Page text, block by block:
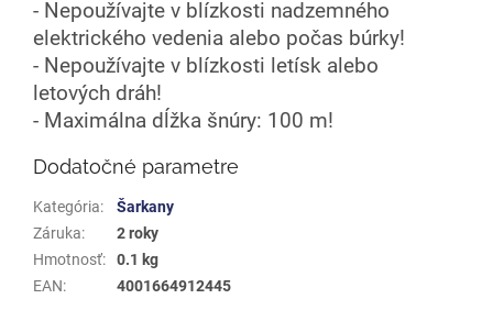
- Nepoužívajte v blízkosti nadzemného
elektrického vedenia alebo počas búrky!
- Nepoužívajte v blízkosti letísk alebo
letových dráh!
- Maximálna dĺžka šnúry: 100 m!
Dodatočné parametre
Kategória:
Šarkany
Záruka:
2 roky
Hmotnosť:
0.1 kg
EAN: 4001664912445